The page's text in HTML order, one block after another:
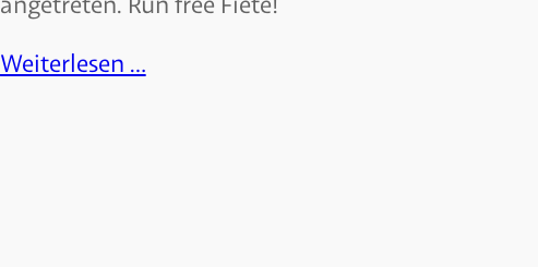
Weiterlesen …